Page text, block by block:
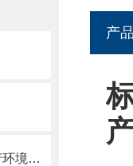
大功率工业除湿机：规模化生产环境的湿度调控中枢
产